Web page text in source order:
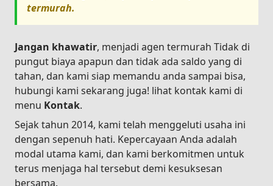
termurah.
Jangan khawatir, menjadi agen termurah Tidak di
pungut biaya apapun dan tidak ada saldo yang di
tahan, dan kami siap memandu anda sampai bisa,
hubungi kami sekarang juga! lihat kontak kami di
menu Kontak.
Sejak tahun 2014, kami telah menggeluti usaha ini
dengan sepenuh hati. Kepercayaan Anda adalah
modal utama kami, dan kami berkomitmen untuk
terus menjaga hal tersebut demi kesuksesan
bersama.